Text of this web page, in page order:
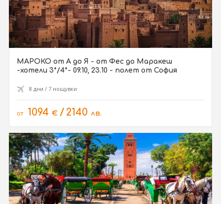
МАРОКО от А до Я - от Фес до Маракеш
-хотели 3*/4*- 09.10, 23.10 - полет от София
8 дни / 7 нощувки
от 1094 € / 2140 лв.